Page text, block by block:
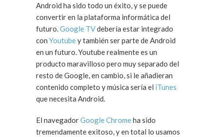
Android ha sido todo un éxito, y se puede
convertir en la plataforma informática del
futuro.Google TVdebería estar integrado
con Youtubey también ser parte de Android
en un futuro. Youtube realmente es un
producto maravilloso pero muy separado del
resto de Google, en cambio, si le añadieran
contenido completo y música sería el iTunes
que necesita Android.
El navegadorGoogle Chromeha sido
tremendamente exitoso, y en total lo usamos